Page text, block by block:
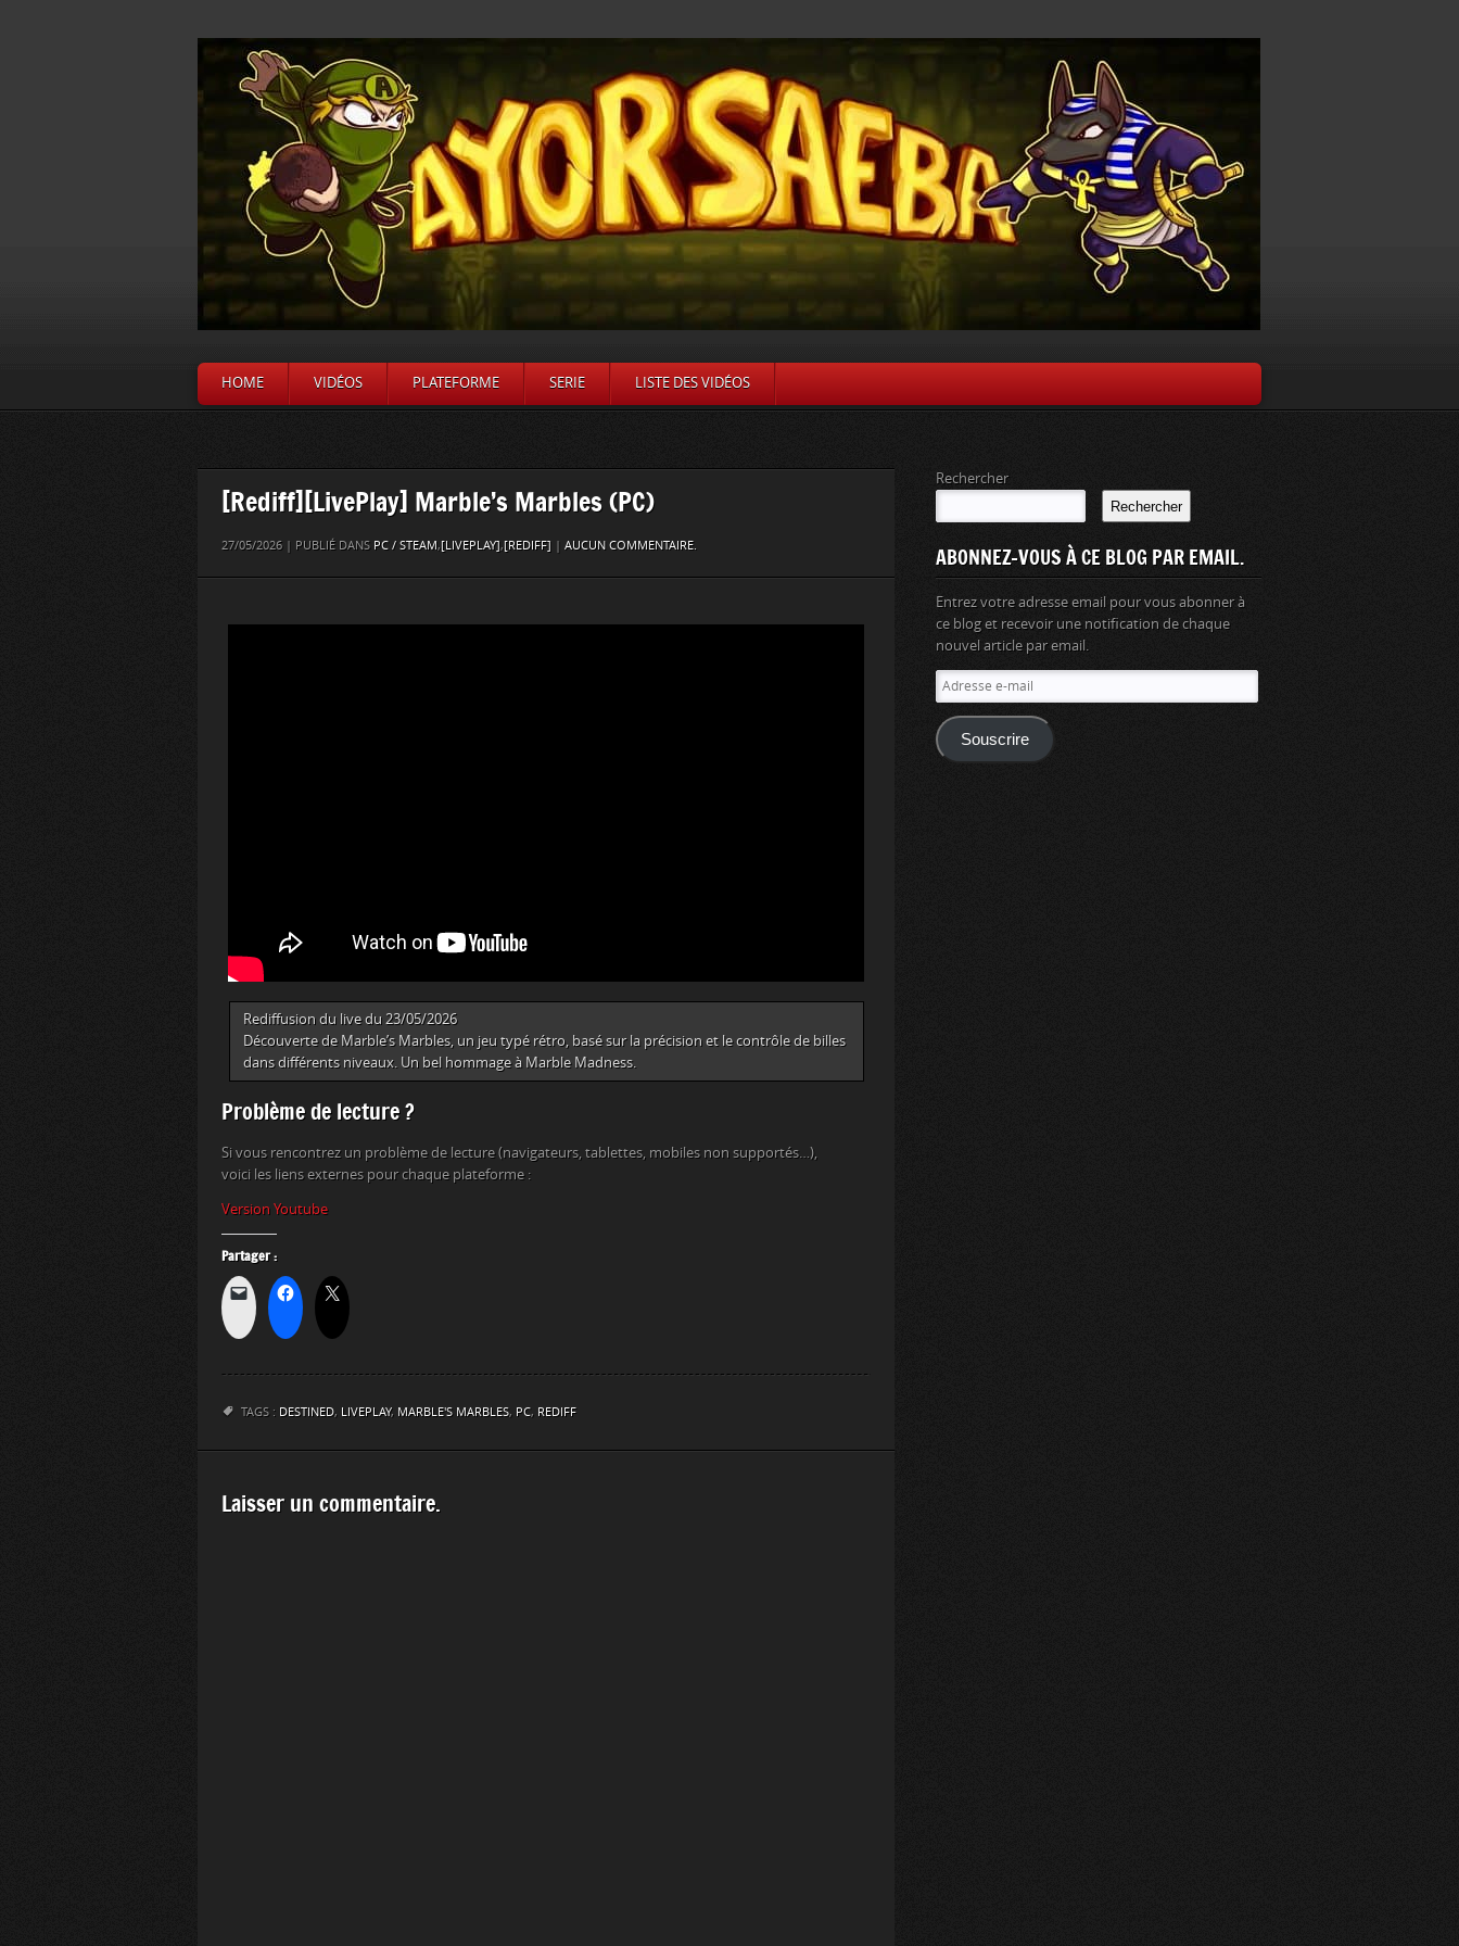
HOME VIDÉOS PLATEFORME SERIE LISTE DES VIDÉOS
[Rediff][LivePlay] Marble’s Marbles (PC)
27/05/2026 | PUBLIÉ DANS PC / STEAM,[LIVEPLAY],[REDIFF] | AUCUN COMMENTAIRE.
Rediffusion du live du 23/05/2026
Découverte de Marble’s Marbles, un jeu typé rétro, basé sur la précision et le contrôle de billes
dans différents niveaux. Un bel hommage à Marble Madness.
Problème de lecture ?
Si vous rencontrez un problème de lecture (navigateurs, tablettes, mobiles non supportés…),
voici les liens externes pour chaque plateforme :
Version Youtube
Partager :
TAGS : DESTINED, LIVEPLAY, MARBLE'S MARBLES, PC, REDIFF
Laisser un commentaire.
Rechercher
Rechercher
ABONNEZ-VOUS À CE BLOG PAR EMAIL.
Entrez votre adresse email pour vous abonner à
ce blog et recevoir une notification de chaque
nouvel article par email.
Adresse
e-
mail
Souscrire